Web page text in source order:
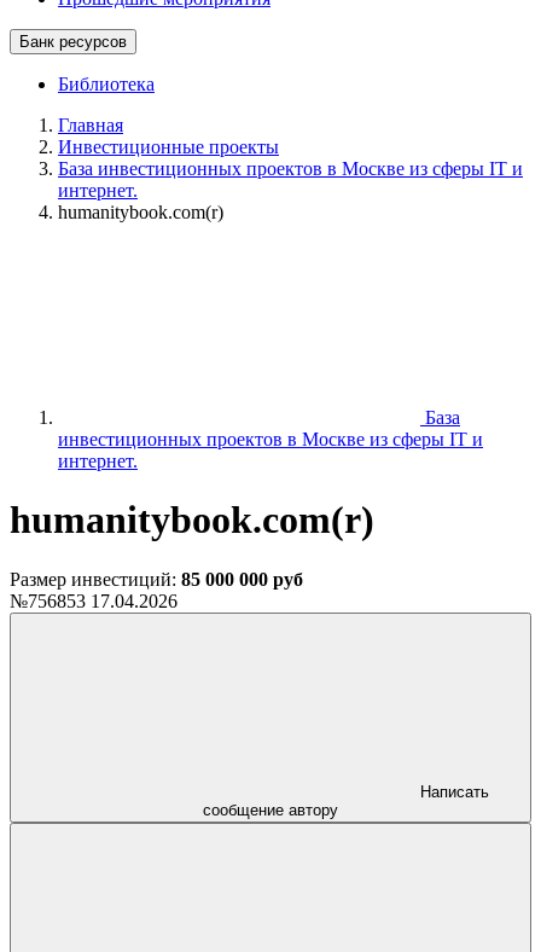
Банк ресурсов
Библиотека
Главная
Инвестиционные проекты
База инвестиционных проектов в Москве из сферы IT и
интернет.
humanitybook.com(r)
База
инвестиционных проектов в Москве из сферы IT и
интернет.
humanitybook.com(r)
Размер инвестиций: 85 000 000 руб
№756853 17.04.2026
сообщение автору